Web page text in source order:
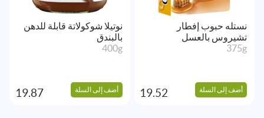
نستله حبوب إفطار
تشيروس بالعسل
375g
أضف إلى السلة 19.52
نوتيلا شوكولاتة قابلة للدهن
بالبندق
400g
أضف إلى السلة 19.87